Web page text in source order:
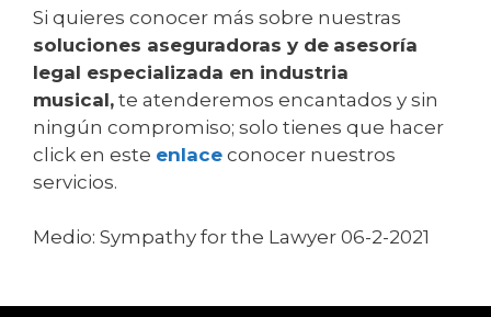
Si quieres conocer más sobre nuestras
soluciones aseguradoras y de asesoría
legal especializada en industria
musical, te atenderemos encantados y sin
ningún compromiso; solo tienes que hacer
click en este enlace conocer nuestros
servicios.
Medio: Sympathy for the Lawyer 06-2-2021